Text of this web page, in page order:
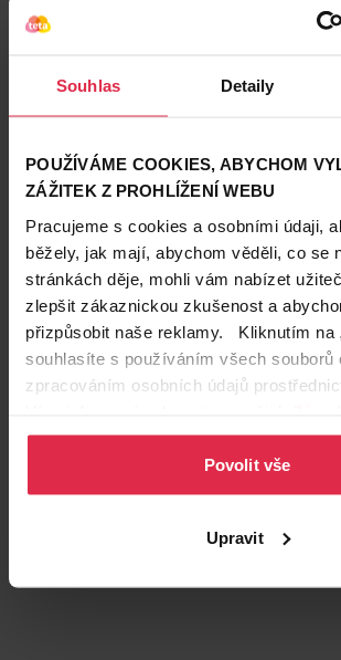
Souhlas Detaily
POUŽÍVÁME COOKIES, ABYCHOM
ZÁŽITEK Z PROHLÍŽENÍ WEBU
Pracujeme s cookies a osobními údaji,
běžely, jak mají, abychom věděli, co se
stránkách děje, mohli vám nabízet
zlepšit zákaznickou zkušenost a
přizpůsobit naše reklamy. Kliknutím na
souhlasíte s používáním všech souborů
zpracováním osobních údajů
osobních údajů.
Povolit vše
Upravit
3, 180 Kusů, 6kg-11kg,
noc a dvojitý komfort
pleny
Obsah balení 180 ks
Obchodní
značka
Pampers
Podznačka Pants
Vhodné pro Pro děti